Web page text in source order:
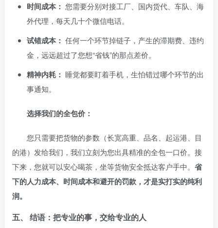
时间成本： 您需要分别对接工厂、国内货代、车队、海
外代理，每天几十个微信电话。
试错成本： 任何一个环节掉链子，产生的滞期费、违约
金，远远超过了您想“省钱”的那点差价。
精神内耗： 睡觉都要盯着手机，生怕错过哪个环节的出
事通知。
选择我们的全包价：
您只需要把货物的参数（长宽高重、品名、起运港、目
的港）发给我们，我们立刻为您出具精准的全包一口价。接
下来，您就可以安心喝茶，坐等货物安全抵达客户手中。 省
下的人力成本、时间成本和避开的罚款，才是实打实的纯利
润。
五、 结语：把专业的事，交给专业的人